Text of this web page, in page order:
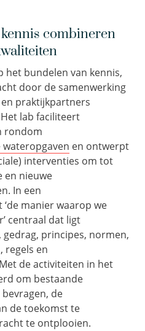
combineren
het bundelen van kennis,
door de samenwerking
praktijkpartners
lab faciliteert
rondom
wateropgaven en ontwerpt
interventies om tot
en nieuwe
In een
manier waarop we
centraal dat ligt
principes, normen,
regels en
de activiteiten in het
om bestaande
de
de toekomst te
te ontplooien.